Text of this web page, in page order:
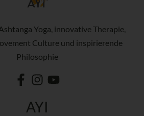
Yoga, innovative Therapie,
Culture und inspirierende
Philosophie
AYI